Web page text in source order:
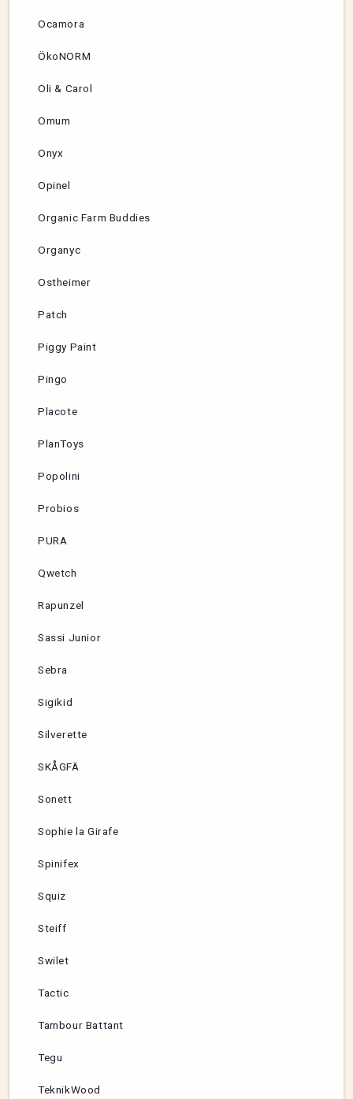
Ocamora
ÖkoNORM
Oli & Carol
Omum
Onyx
Opinel
Organic Farm Buddies
Organyc
Ostheimer
Patch
Piggy Paint
Pingo
Placote
PlanToys
Popolini
Probios
PURA
Qwetch
Rapunzel
Sassi Junior
Sebra
Sigikid
Silverette
SKÅGFÄ
Sonett
Sophie la Girafe
Spinifex
Squiz
Steiff
Swilet
Tactic
Tambour Battant
Tegu
TeknikWood